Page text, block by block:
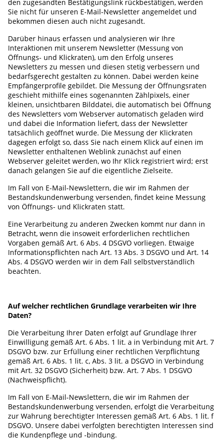
den zugesandten Bestätigungslink rückbestätigen, werden
Sie nicht für unseren E-Mail-Newsletter angemeldet und
bekommen diesen auch nicht zugesandt.
Darüber hinaus erfassen und analysieren wir Ihre
Interaktionen mit unserem Newsletter (Messung von
Öffnungs- und Klickraten), um den Erfolg unseres
Newsletters zu messen und diesen stetig verbessern und
bedarfsgerecht gestalten zu können. Dabei werden keine
Empfängerprofile gebildet. Die Messung der Öffnungsraten
geschieht mithilfe eines sogenannten Zählpixels, einer
kleinen, unsichtbaren Bilddatei, die automatisch bei Öffnung
des Newsletters vom Webserver automatisch geladen wird
und dabei die Information liefert, dass der Newsletter
tatsächlich geöffnet wurde. Die Messung der Klickraten
dagegen erfolgt so, dass Sie nach einem Klick auf einen im
Newsletter enthaltenen Weblink zunächst auf einen
Webserver geleitet werden, wo Ihr Klick registriert wird; erst
danach gelangen Sie auf die eigentliche Zielseite.
Im Fall von E-Mail-Newslettern, die wir im Rahmen der
Bestandskundenwerbung versenden, findet keine Messung
von Öffnungs- und Klickraten statt.
Eine Verarbeitung zu anderen Zwecken kommt nur dann in
Betracht, wenn die insoweit erforderlichen rechtlichen
Vorgaben gemäß Art. 6 Abs. 4 DSGVO vorliegen. Etwaige
Informationspflichten nach Art. 13 Abs. 3 DSGVO und Art. 14
Abs. 4 DSGVO werden wir in dem Fall selbstverständlich
beachten.
Auf welcher rechtlichen Grundlage verarbeiten wir Ihre
Daten?
Die Verarbeitung Ihrer Daten erfolgt auf Grundlage Ihrer
Einwilligung gemäß Art. 6 Abs. 1 lit. a in Verbindung mit Art. 7
DSGVO bzw. zur Erfüllung einer rechtlichen Verpflichtung
gemäß Art. 6 Abs. 1 lit. c, Abs. 3 lit. a DSGVO in Verbindung
mit Art. 32 DSGVO (Sicherheit) bzw. Art. 7 Abs. 1 DSGVO
(Nachweispflicht).
Im Fall von E-Mail-Newslettern, die wir im Rahmen der
Bestandskundenwerbung versenden, erfolgt die Verarbeitung
zur Wahrung berechtigter Interessen gemäß Art. 6 Abs. 1 lit. f
DSGVO. Unsere dabei verfolgten berechtigten Interessen sind
die Kundenpflege und -bindung.